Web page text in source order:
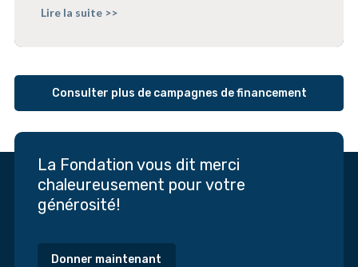
Lire la suite >>
Consulter plus de campagnes de financement
La Fondation vous dit merci
chaleureusement pour votre
générosité!
Donner maintenant